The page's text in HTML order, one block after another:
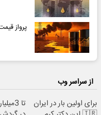
پرواز
از سراسر وب
برای اولین بار در ایران
تا